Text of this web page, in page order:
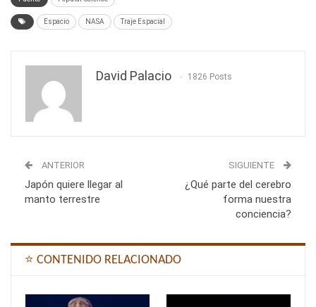
Espacio NASA Traje Espacial
David Palacio 1826 Posts
ANTERIOR
Japón quiere llegar al
manto terrestre
SIGUIENTE
¿Qué parte del cerebro
forma nuestra
conciencia?
⭐ CONTENIDO RELACIONADO